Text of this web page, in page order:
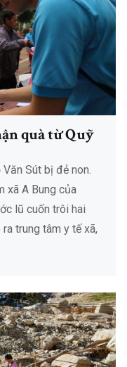
quà từ Quỹ
Sút bị đẻ non.
xã A Bung của
lũ cuốn trôi hai
trung tâm y tế xã,